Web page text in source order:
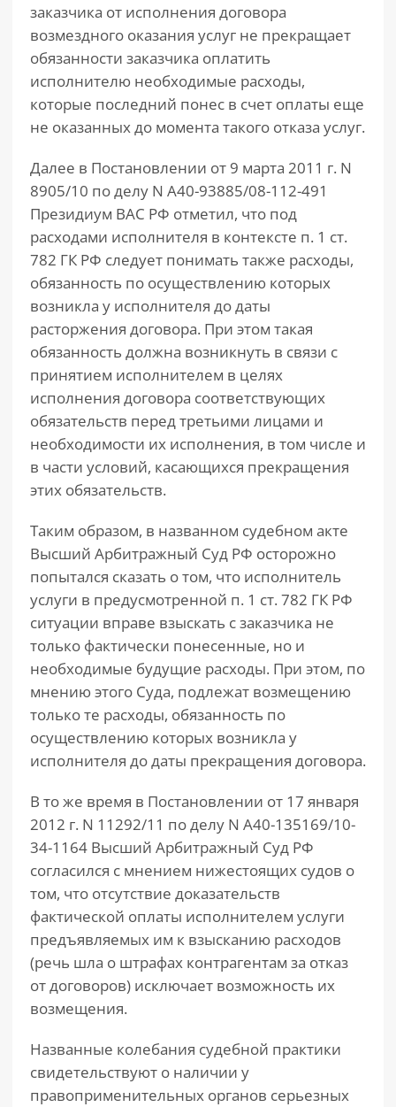
заказчика от исполнения договора
возмездного оказания услуг не прекращает
обязанности заказчика оплатить
исполнителю необходимые расходы,
которые последний понес в счет оплаты еще
не оказанных до момента такого отказа услуг.
Далее в Постановлении от 9 марта 2011 г. N
8905/10 по делу N А40-93885/08-112-491
Президиум ВАС РФ отметил, что под
расходами исполнителя в контексте п. 1 ст.
782 ГК РФ следует понимать также расходы,
обязанность по осуществлению которых
возникла у исполнителя до даты
расторжения договора. При этом такая
обязанность должна возникнуть в связи с
принятием исполнителем в целях
исполнения договора соответствующих
обязательств перед третьими лицами и
необходимости их исполнения, в том числе и
в части условий, касающихся прекращения
этих обязательств.
Таким образом, в названном судебном акте
Высший Арбитражный Суд РФ осторожно
попытался сказать о том, что исполнитель
услуги в предусмотренной п. 1 ст. 782 ГК РФ
ситуации вправе взыскать с заказчика не
только фактически понесенные, но и
необходимые будущие расходы. При этом, по
мнению этого Суда, подлежат возмещению
только те расходы, обязанность по
осуществлению которых возникла у
исполнителя до даты прекращения договора.
В то же время в Постановлении от 17 января
2012 г. N 11292/11 по делу N А40-135169/10-
34-1164 Высший Арбитражный Суд РФ
согласился с мнением нижестоящих судов о
том, что отсутствие доказательств
фактической оплаты исполнителем услуги
предъявляемых им к взысканию расходов
(речь шла о штрафах контрагентам за отказ
от договоров) исключает возможность их
возмещения.
Названные колебания судебной практики
свидетельствуют о наличии у
правоприменительных органов серьезных